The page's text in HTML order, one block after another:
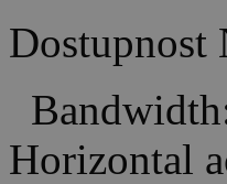
Dostupnost
Horizontal